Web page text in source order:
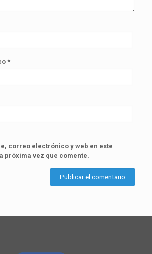
*
correo electrónico y web en este
próxima vez que comente.